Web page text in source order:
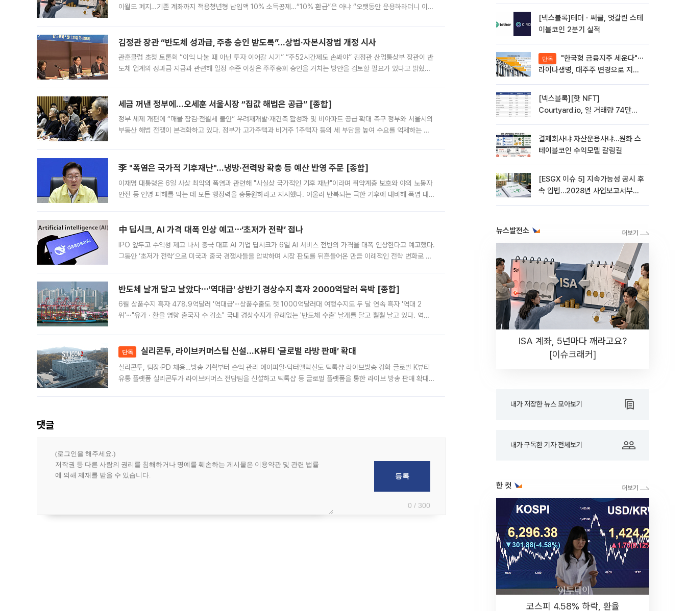
이월도 폐지…기존 계좌까지 적용청년형 납입액 10% 소득공제…“10% 환급”은 아냐 “오랫동안 운용하라더니 이제
김정관 장관 “반도체 성과급, 주총 승인 받도록”…상법·자본시장법 개정 시사
관훈클럽 초청 토론회 “이익 나눌 때 아닌 투자 이어갈 시기” “주52시간제도 손봐야” 김정관 산업통상부 장관이 반
도체 업계의 성과급 지급과 관련해 일정 수준 이상은 주주총회 승인을 거치는 방안을 검토할 필요가 있다고 밝혔다.
세금 꺼낸 정부에…오세훈 서울시장 “집값 해법은 공급” [종합]
정부 세제 개편에 “매물 잠김·전월세 불안” 우려재개발·재건축 활성화 및 비아파트 공급 확대 촉구 정부와 서울시의
부동산 해법 전쟁이 본격화하고 있다. 정부가 고가주택과 비거주 1주택자 등의 세 부담을 높여 수요를 억제하는 카
李 "폭염은 국가적 기후재난"…냉방·전력망 확충 등 예산 반영 주문 [종합]
이재명 대통령은 6일 사상 최악의 폭염과 관련해 "사실상 국가적인 기후 재난"이라며 취약계층 보호와 야외 노동자
안전 등 인명 피해를 막는 데 모든 행정력을 총동원하라고 지시했다. 아울러 반복되는 극한 기후에 대비해 폭염 대응
中 딥시크, AI 가격 대폭 인상 예고⋯‘초저가 전략’ 접나
IPO 앞두고 수익성 제고 나서 중국 대표 AI 기업 딥시크가 6일 AI 서비스 전반의 가격을 대폭 인상한다고 예고했다.
그동안 ‘초저가 전략’으로 미국과 중국 경쟁사들을 압박하며 시장 판도를 뒤흔들어온 만큼 이례적인 전략 변화로 평
반도체 날개 달고 날았다⋯'역대급' 상반기 경상수지 흑자 2000억달러 육박 [종합]
6월 상품수지 흑자 478.9억달러 '역대급'⋯상품수출도 첫 1000억달러대 여행수지도 두 달 연속 흑자 '역대 2
위'⋯"유가ㆍ환율 영향 출국자 수 감소" 국내 경상수지가 유례없는 '반도체 수출' 날개를 달고 훨훨 날고 있다. 역대
단독 실리콘투, 라이브커머스팀 신설…K뷰티 ‘글로벌 라방 판매’ 확대
실리콘투, 팀장·PD 채용…방송 기획부터 손익 관리 에이피알·닥터멜락신도 틱톡샵 라이브방송 강화 글로벌 K뷰티
유통 플랫폼 실리콘투가 라이브커머스 전담팀을 신설하고 틱톡샵 등 글로벌 플랫폼을 통한 라이브 방송 판매 확대에
댓글
0 / 300
[넥스블록]테더ㆍ써클, 엇갈린 스테
이블코인 2분기 실적
단독
라이나생명, 대주주 변경으로 지주
[넥스블록][핫 NFT]
Courtyard.io, 일 거래량 74만
결제회사냐 자산운용사냐…원화 스
테이블코인 수익모델 갈림길
[ESGX 이슈 5] 지속가능성 공시 후
속 입법…2028년 사업보고서부터
뉴스발전소
ISA 계좌, 5년마다 깨라고요?
[이슈크래커]
내가 저장한 뉴스 모아보기
내가 구독한 기자 전체보기
한 컷
코스피 4.58% 하락, 환율